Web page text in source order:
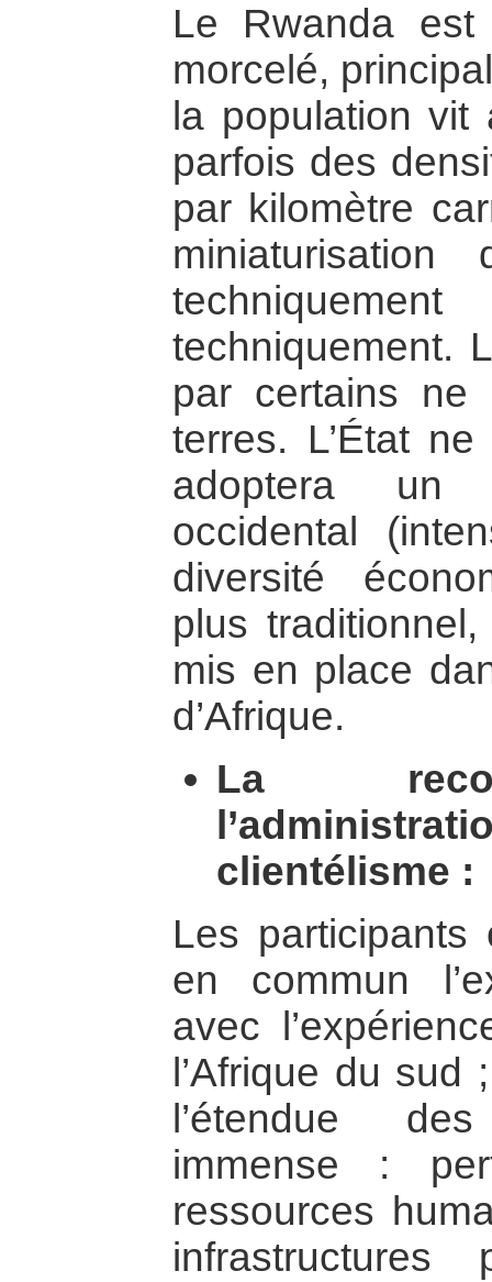
Le Rwanda
morcelé,
la population
parfois des
par kilomètre
techniquement.
par certains ne
terres. L’État
adoptera un
occidental
diversité
plus
mis en place
d’Afrique.
La
clientélisme :
Les
en commun
avec
l’Afrique du
l’étendue
immense :
ressources
infrastructures